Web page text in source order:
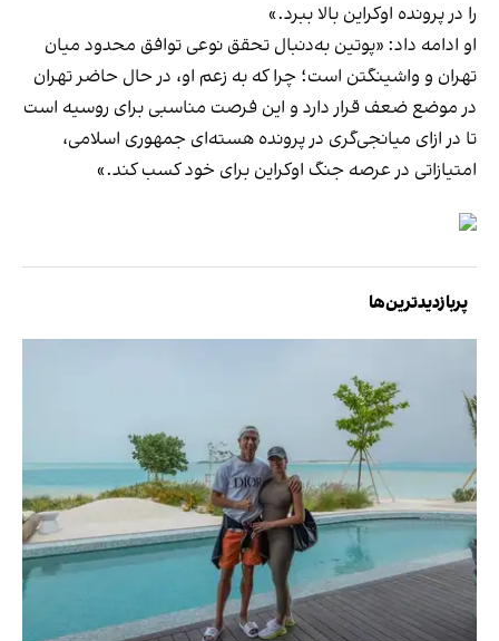
را در پرونده اوکراین بالا ببرد.»
او ادامه داد: «پوتین به‌دنبال تحقق نوعی توافق محدود میان
تهران و واشینگتن است؛ چرا که به زعم او، در حال حاضر تهران
در موضع ضعف قرار دارد و این فرصت مناسبی برای روسیه است
تا در ازای میانجی‌گری در پرونده هسته‌ای جمهوری اسلامی،
امتیازاتی در عرصه جنگ اوکراین برای خود کسب کند.»
پربازدیدترین‌ها